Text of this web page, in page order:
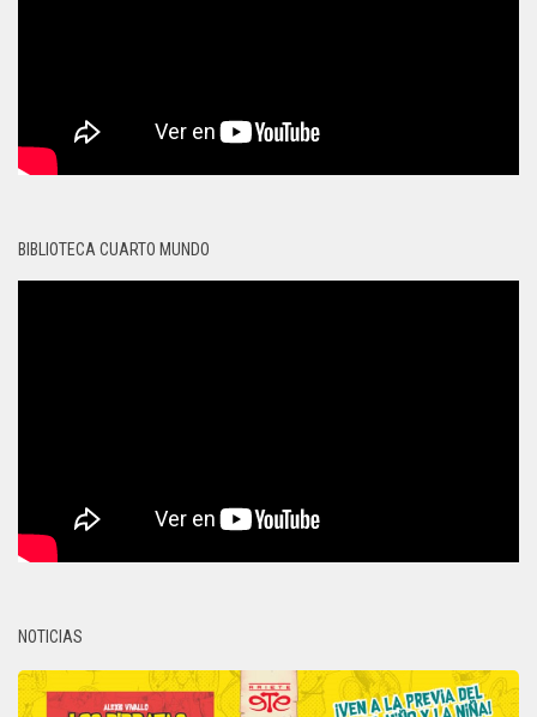
BIBLIOTECA CUARTO MUNDO
NOTICIAS